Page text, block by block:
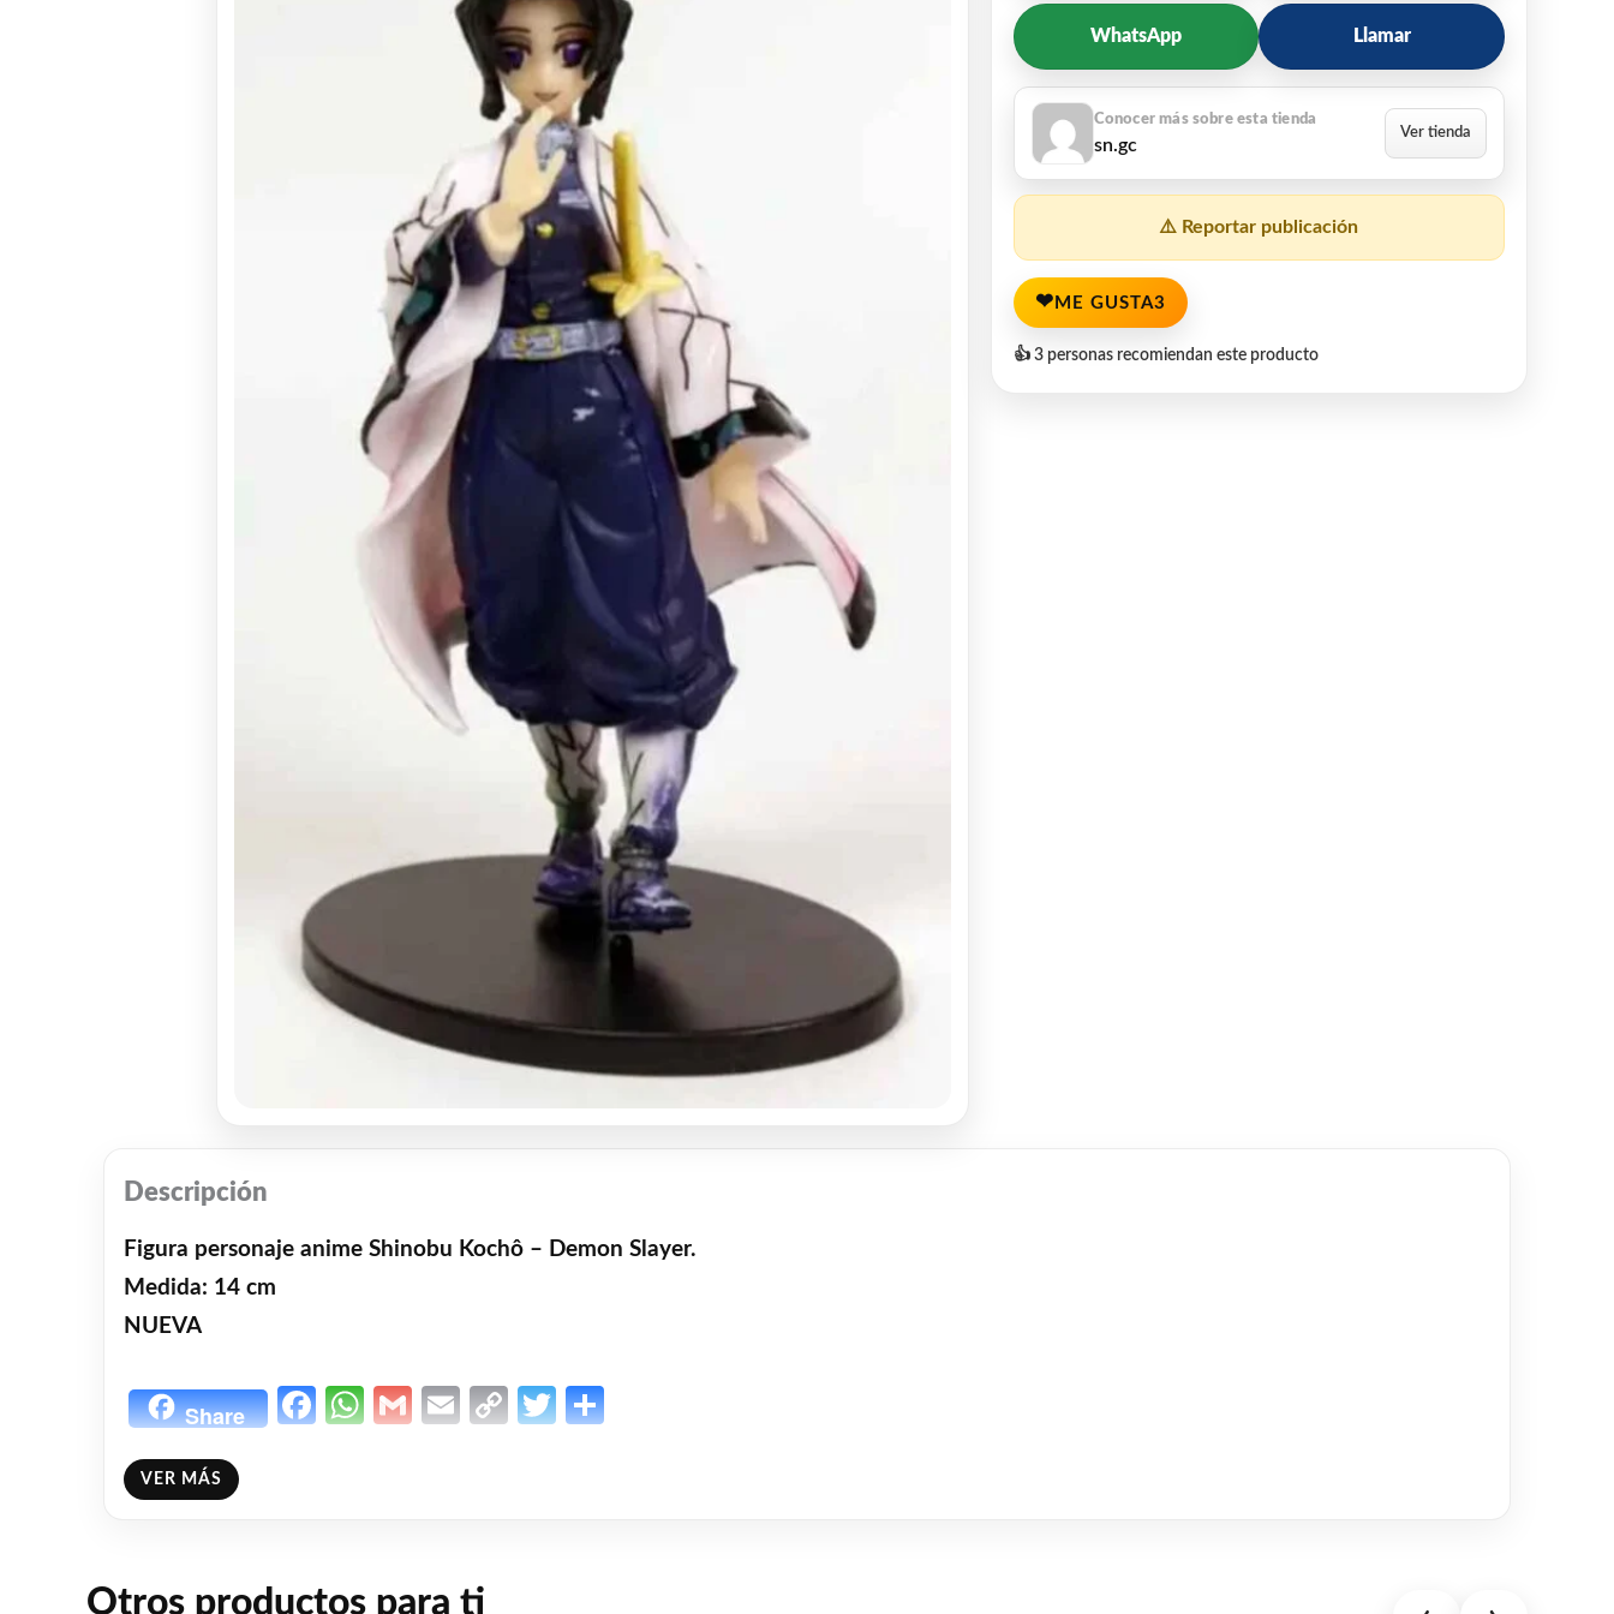
WhatsApp Llamar
sn.gc
⚠️ Reportar publicación
❤ ME GUSTA3
👍 3 personas recomiendan este producto
Descripción
Figura personaje anime Shinobu Kochô – Demon Slayer.
Medida: 14 cm
NUEVA
Share Facebook
WhatsApp
GmailEmailCopyTwitter
❤ME GUSTA
VER MÁS
Otros productos para ti